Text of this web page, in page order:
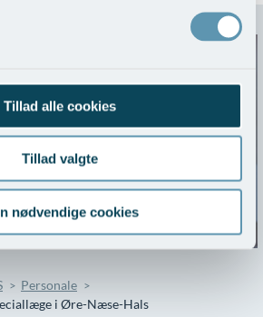
Tillad alle cookies
Tillad valgte
nødvendige cookies
Personale
i Øre-Næse-Hals